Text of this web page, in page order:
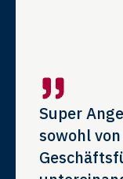
Super
sowohl